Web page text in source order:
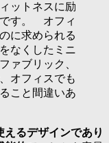
ットネスに励
です。 オフィ
に求められる
なくしたミニ
ァブリック、
オフィスでも
こと間違いあ
えるデザインであり